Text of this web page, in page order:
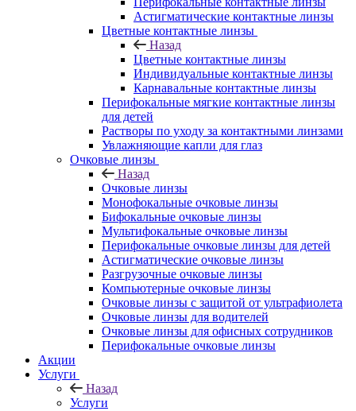
Астигматические контактные линзы
Цветные контактные линзы
Назад
Цветные контактные линзы
Индивидуальные контактные линзы
Карнавальные контактные линзы
Перифокальные мягкие контактные линзы
для детей
Растворы по уходу за контактными линзами
Увлажняющие капли для глаз
Очковые линзы
Назад
Очковые линзы
Монофокальные очковые линзы
Бифокальные очковые линзы
Мультифокальные очковые линзы
Перифокальные очковые линзы для детей
Астигматические очковые линзы
Разгрузочные очковые линзы
Компьютерные очковые линзы
Очковые линзы с защитой от ультрафиолета
Очковые линзы для водителей
Очковые линзы для офисных сотрудников
Перифокальные очковые линзы
Акции
Услуги
Назад
Услуги